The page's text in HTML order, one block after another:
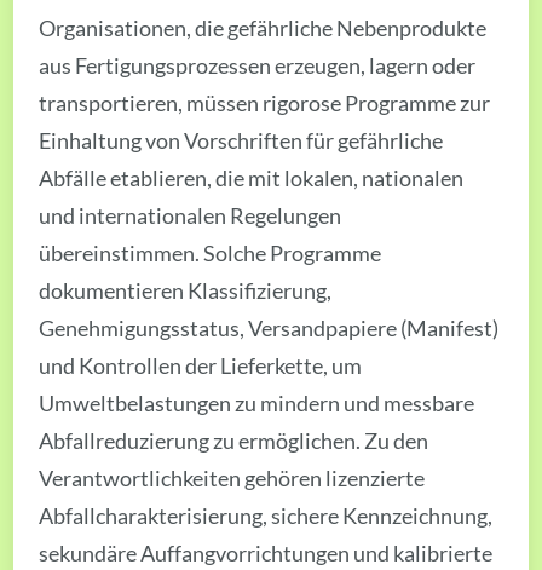
Organisationen, die gefährliche Nebenprodukte
aus Fertigungsprozessen erzeugen, lagern oder
transportieren, müssen rigorose Programme zur
Einhaltung von Vorschriften für gefährliche
Abfälle etablieren, die mit lokalen, nationalen
und internationalen Regelungen
übereinstimmen. Solche Programme
dokumentieren Klassifizierung,
Genehmigungsstatus, Versandpapiere (Manifest)
und Kontrollen der Lieferkette, um
Umweltbelastungen zu mindern und messbare
Abfallreduzierung zu ermöglichen. Zu den
Verantwortlichkeiten gehören lizenzierte
Abfallcharakterisierung, sichere Kennzeichnung,
sekundäre Auffangvorrichtungen und kalibrierte